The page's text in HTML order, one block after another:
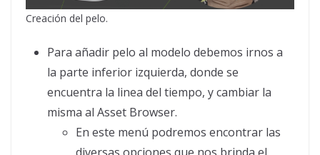
Creación del pelo.
Para añadir pelo al modelo debemos irnos a
la parte inferior izquierda, donde se
encuentra la linea del tiempo, y cambiar la
misma al Asset Browser.
En este menú podremos encontrar las